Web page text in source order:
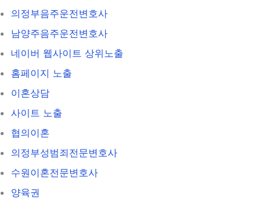
의정부음주운전변호사
남양주음주운전변호사
네이버 웹사이트 상위노출
홈페이지 노출
이혼상담
사이트 노출
협의이혼
의정부성범죄전문변호사
수원이혼전문변호사
양육권